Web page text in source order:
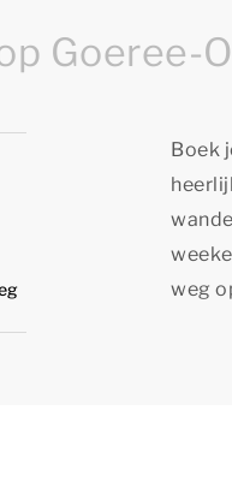
Goeree-
Boek
weg